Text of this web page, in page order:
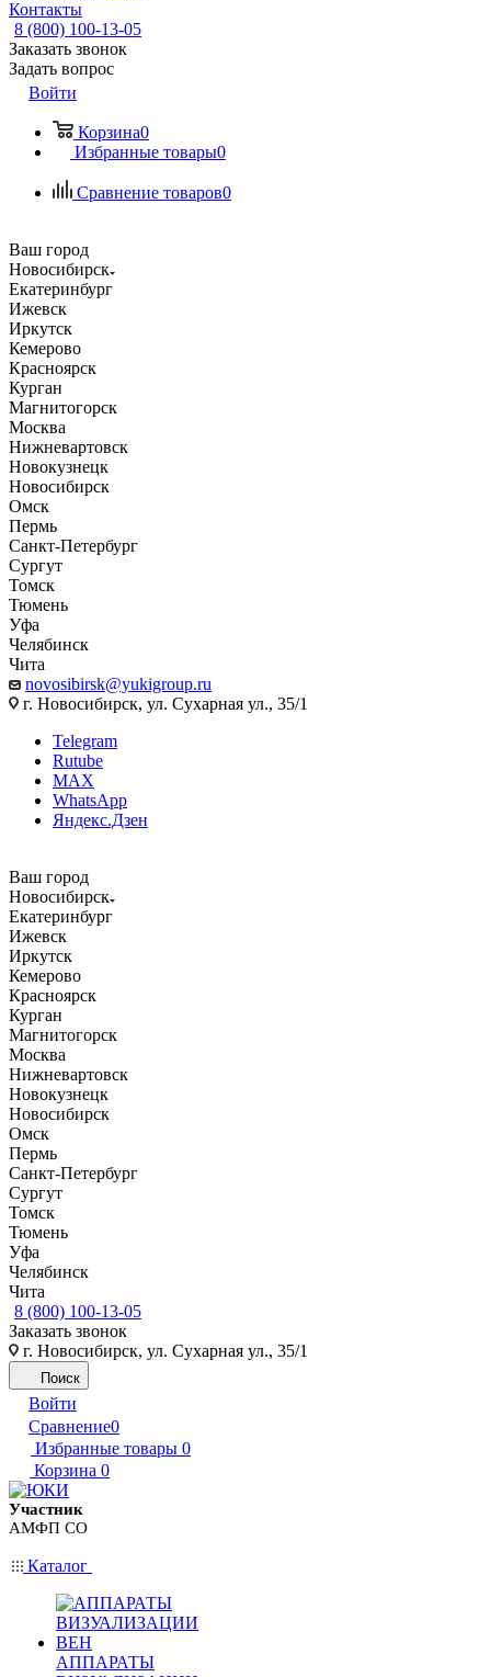
Контакты
8 (800) 100-13-05
Заказать звонок
Задать вопрос
Войти
Корзина0
Избранные товары0
Сравнение товаров0
Ваш город
Новосибирск
Екатеринбург
Ижевск
Иркутск
Кемерово
Красноярск
Курган
Магнитогорск
Москва
Нижневартовск
Новокузнецк
Новосибирск
Омск
Пермь
Санкт-Петербург
Сургут
Томск
Тюмень
Уфа
Челябинск
Чита
novosibirsk@yukigroup.ru
г. Новосибирск, ул. Сухарная ул., 35/1
Telegram
Rutube
MAX
WhatsApp
Яндекс.Дзен
Ваш город
Новосибирск
Екатеринбург
Ижевск
Иркутск
Кемерово
Красноярск
Курган
Магнитогорск
Москва
Нижневартовск
Новокузнецк
Новосибирск
Омск
Пермь
Санкт-Петербург
Сургут
Томск
Тюмень
Уфа
Челябинск
Чита
8 (800) 100-13-05
Заказать звонок
г. Новосибирск, ул. Сухарная ул., 35/1
Поиск
Войти
Сравнение0
Избранные товары 0
Корзина 0
Участник
АМФП СО
Каталог
АППАРАТЫ